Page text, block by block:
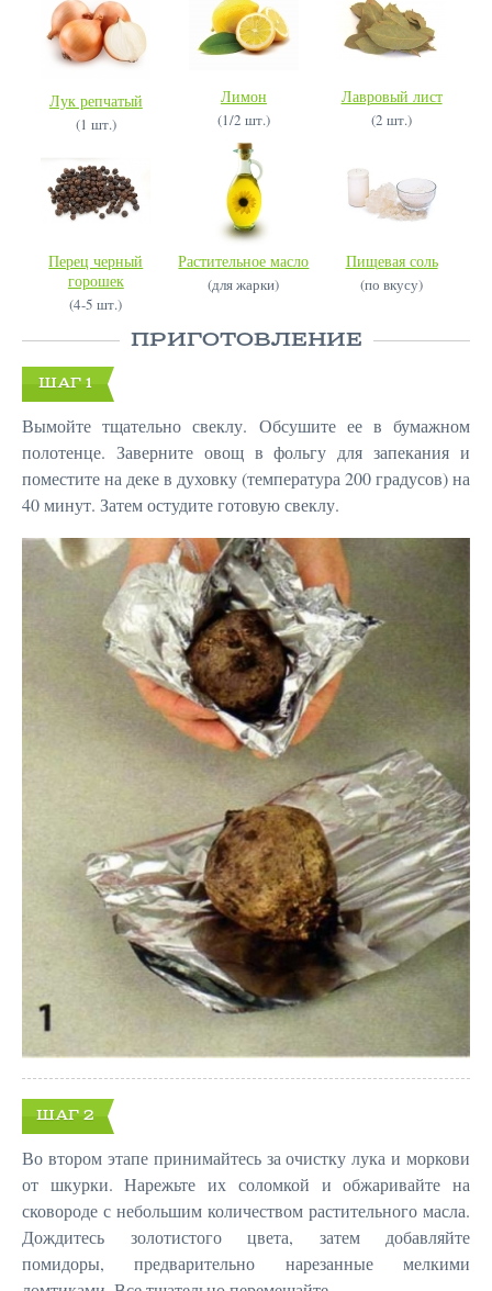
Лук репчатый
(1 шт.)
Лимон
(1/2 шт.)
Лавровый лист
(2 шт.)
Перец черный
горошек
(4-5 шт.)
Растительное масло
(для жарки)
Пищевая соль
(по вкусу)
ПРИГОТОВЛЕНИЕ
ШАГ 1
Вымойте тщательно свеклу. Обсушите ее в бумажном
полотенце. Заверните овощ в фольгу для запекания и
поместите на деке в духовку (температура 200 градусов) на
40 минут. Затем остудите готовую свеклу.
ШАГ 2
Во втором этапе принимайтесь за очистку лука и моркови
от шкурки. Нарежьте их соломкой и обжаривайте на
сковороде с небольшим количеством растительного масла.
Дождитесь золотистого цвета, затем добавляйте
помидоры, предварительно нарезанные мелкими